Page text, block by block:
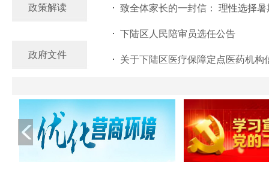
政策解读
政府文件
致全体家长的一封信： 理性选择
下陆区人民陪审员选任公告
关于下陆区医疗保障定点医药机构